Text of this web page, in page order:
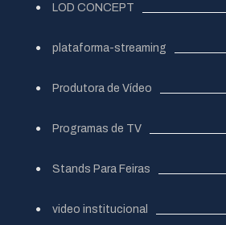
LOD CONCEPT
plataforma-streaming
Produtora de Vídeo
Programas de TV
Stands Para Feiras
video institucional